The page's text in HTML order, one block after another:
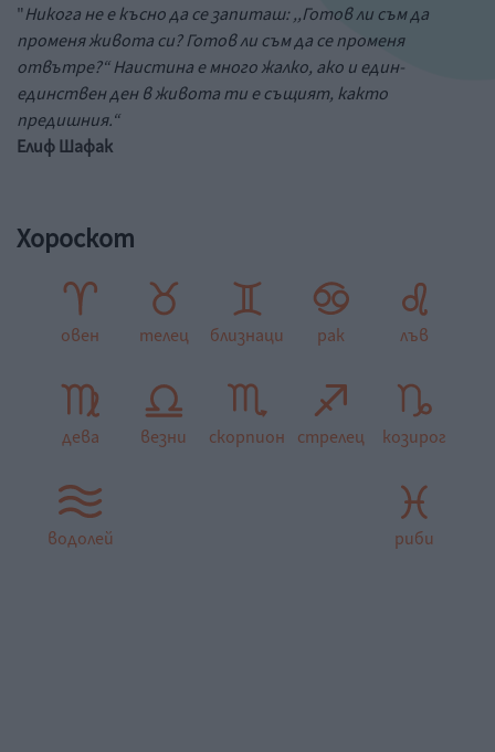
"Никога не е късно да се запиташ: ,,Готов ли съм да
променя живота си? Готов ли съм да се променя
отвътре?“ Наистина е много жалко, ако и един-
единствен ден в живота ти е същият, както
предишния.“
Елиф Шафак
Хороскот
овен телец близнаци рак лъв
дева везни скорпион стрелец козирог
водолей риби